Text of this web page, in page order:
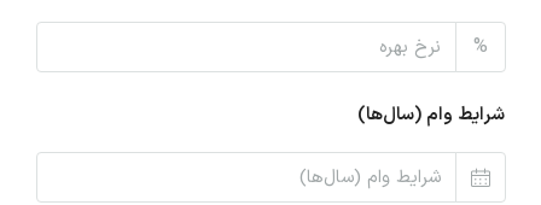
%
شرایط وام (سال‌ها)